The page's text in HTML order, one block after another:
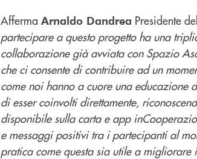
Afferma Arnaldo Dandrea Presidente
partecipare a questo progetto ha una
collaborazione già avviata con Spazio
che ci consente di contribuire ad un
come noi hanno a cuore una
di esser coinvolti direttamente,
disponibile sulla carta e app
e messaggi positivi tra i partecipanti al
pratica come questa sia utile a